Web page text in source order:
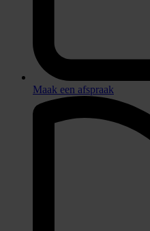
Maak een afspraak